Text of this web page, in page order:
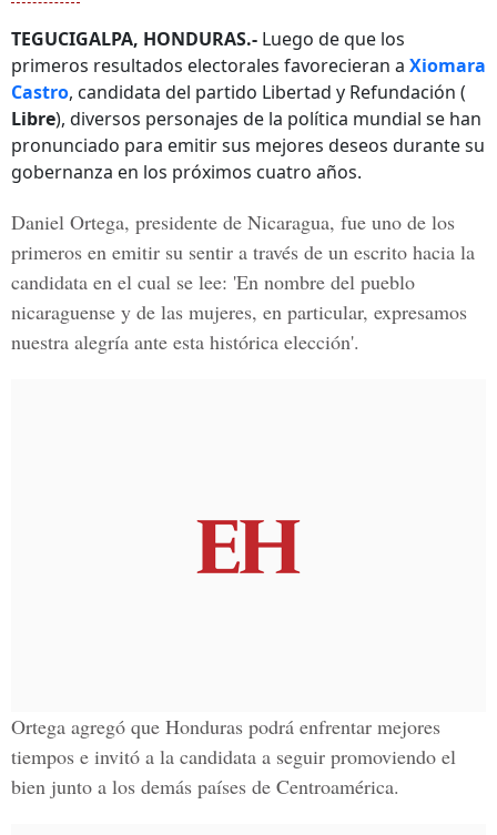
TEGUCIGALPA, HONDURAS.- Luego de que los
primeros resultados electorales favorecieran a Xiomara
Castro, candidata del partido Libertad y Refundación (
Libre), diversos personajes de la política mundial se han
pronunciado para emitir sus mejores deseos durante su
gobernanza en los próximos cuatro años.
Daniel Ortega, presidente de Nicaragua, fue uno de los
primeros en emitir su sentir a través de un escrito hacia la
candidata en el cual se lee: 'En nombre del pueblo
nicaraguense y de las mujeres, en particular, expresamos
nuestra alegría ante esta histórica elección'.
Ortega agregó que Honduras podrá enfrentar mejores
tiempos e invitó a la candidata a seguir promoviendo el
bien junto a los demás países de Centroamérica.